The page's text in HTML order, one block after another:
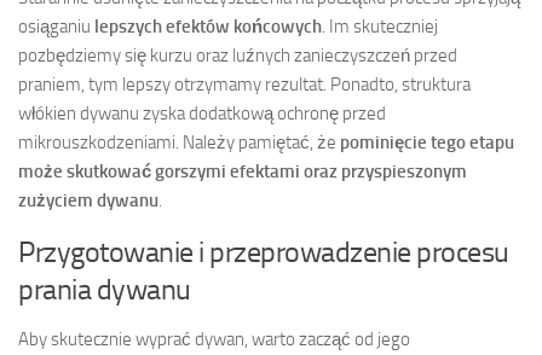
osiąganiu lepszych efektów końcowych. Im skuteczniej
pozbędziemy się kurzu oraz luźnych zanieczyszczeń przed
praniem, tym lepszy otrzymamy rezultat. Ponadto, struktura
włókien dywanu zyska dodatkową ochronę przed
mikrouszkodzeniami. Należy pamiętać, że pominięcie tego etapu
może skutkować gorszymi efektami oraz przyspieszonym
zużyciem dywanu.
Przygotowanie i przeprowadzenie procesu
prania dywanu
Aby skutecznie wyprać dywan, warto zacząć od jego